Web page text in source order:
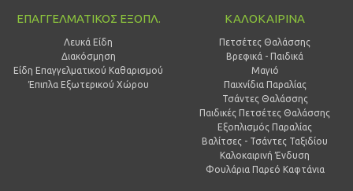
ΕΠΑΓΓΕΛΜΑΤΙΚΟΣ ΕΞΟΠΛ.
Λευκά Είδη
Διακόσμηση
Είδη Επαγγελματικού Καθαρισμού
Έπιπλα Εξωτερικού Χώρου
ΚΑΛΟΚΑΙΡΙΝΑ
Πετσέτες Θαλάσσης
Βρεφικά - Παιδικά
Μαγιό
Παιχνίδια Παραλίας
Τσάντες Θαλάσσης
Παιδικές Πετσέτες Θαλάσσης
Εξοπλισμός Παραλίας
Βαλίτσες - Τσάντες Ταξιδίου
Καλοκαιρινή Ένδυση
Φουλάρια Παρεό Καφτάνια